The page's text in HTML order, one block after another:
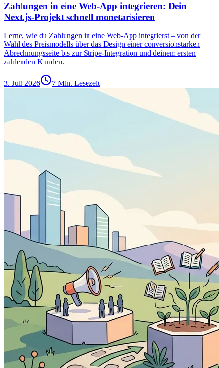
Zahlungen in eine Web-App integrieren: Dein
Next.js-Projekt schnell monetarisieren
Lerne, wie du Zahlungen in eine Web-App integrierst – von der
Wahl des Preismodells über das Design einer conversionstarken
Abrechnungsseite bis zur Stripe-Integration und deinem ersten
zahlenden Kunden.
3. Juli 2026 7 Min. Lesezeit